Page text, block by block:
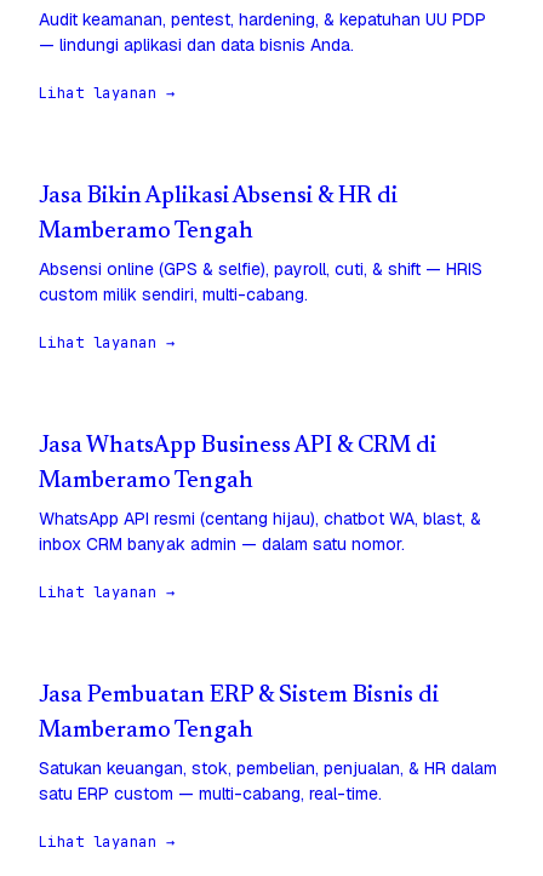
Audit keamanan, pentest, hardening, & kepatuhan UU PDP
— lindungi aplikasi dan data bisnis Anda.
Lihat layanan →
Jasa Bikin Aplikasi Absensi & HR di
Mamberamo Tengah
Absensi online (GPS & selfie), payroll, cuti, & shift — HRIS
custom milik sendiri, multi-cabang.
Lihat layanan →
Jasa WhatsApp Business API & CRM di
Mamberamo Tengah
WhatsApp API resmi (centang hijau), chatbot WA, blast, &
inbox CRM banyak admin — dalam satu nomor.
Lihat layanan →
Jasa Pembuatan ERP & Sistem Bisnis di
Mamberamo Tengah
Satukan keuangan, stok, pembelian, penjualan, & HR dalam
satu ERP custom — multi-cabang, real-time.
Lihat layanan →